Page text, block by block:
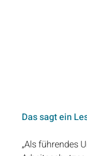
Das sagt ein
„Als führendes